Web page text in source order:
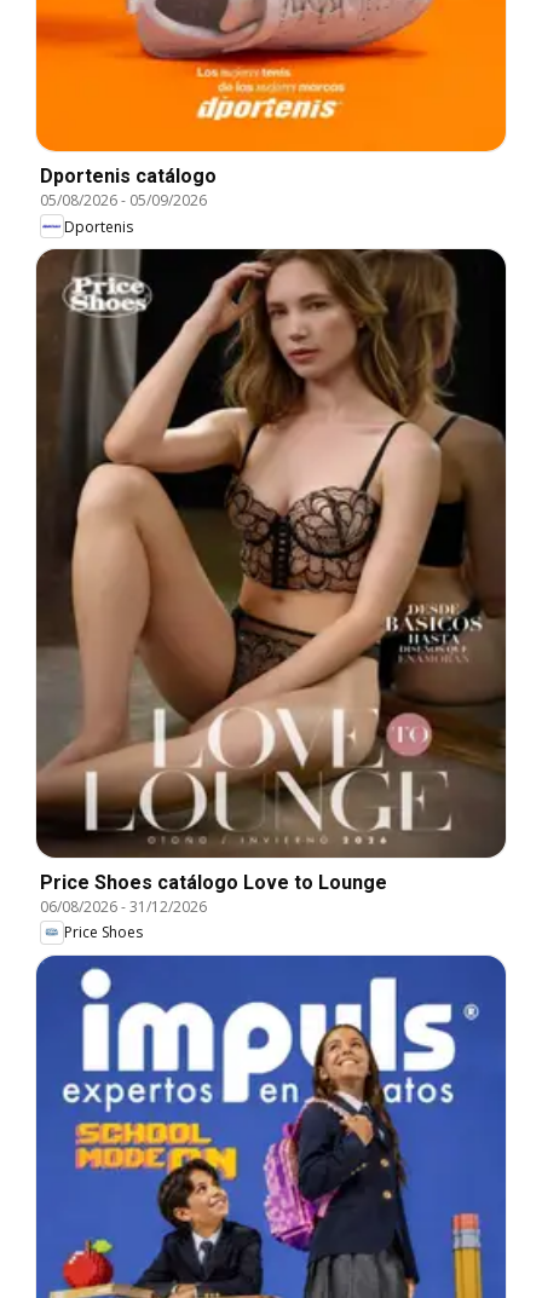
Dportenis catálogo
05/08/2026- 05/09/2026
Dportenis
Price Shoes catálogo Love to Lounge
06/08/2026-31/12/2026
Price Shoes